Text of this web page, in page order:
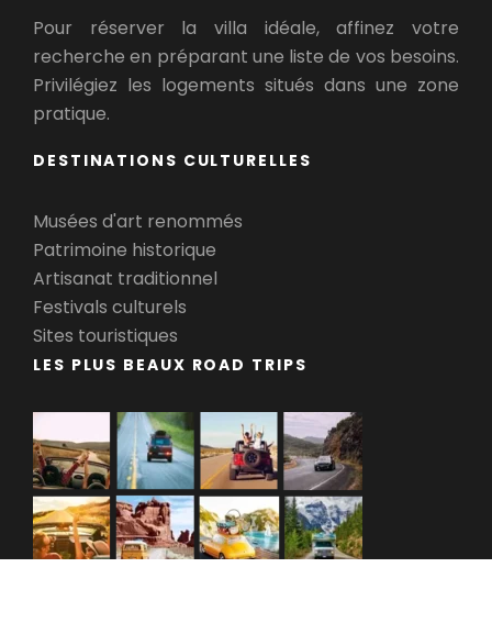
Pour réserver la villa idéale, affinez votre
recherche en préparant une liste de vos besoins.
Privilégiez les logements situés dans une zone
pratique.
DESTINATIONS CULTURELLES
Musées d'art renommés
Patrimoine historique
Artisanat traditionnel
Festivals culturels
Sites touristiques
LES PLUS BEAUX ROAD TRIPS